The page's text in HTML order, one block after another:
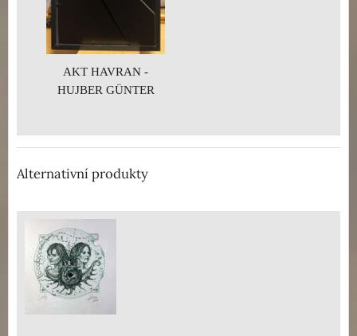
AKT HAVRAN -
HUJBER GÜNTER
Alternativní produkty